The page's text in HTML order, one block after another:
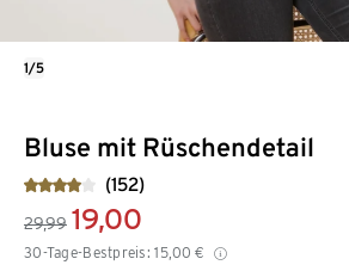
Bluse mit Rüschendetail
(152)
29,99 19,00
30-Tage-Bestpreis: 15,00 €
1/5